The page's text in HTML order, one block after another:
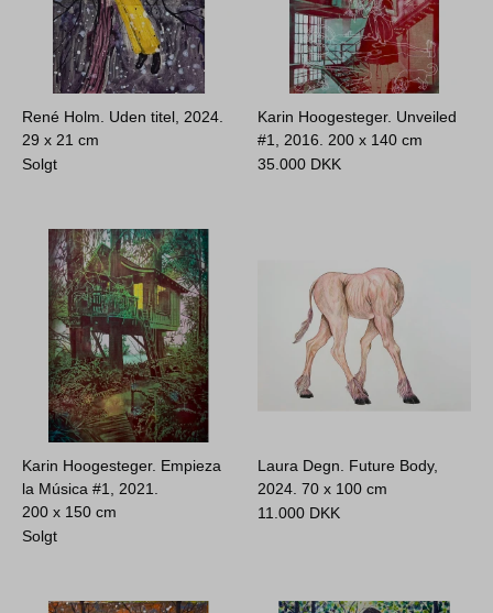
René Holm. Uden titel, 2024.
29 x 21 cm
Solgt
Karin Hoogesteger. Unveiled
#1, 2016. 200 x 140 cm
35.000 DKK
Karin Hoogesteger. Empieza
la Música #1, 2021.
200 x 150 cm
Solgt
Laura Degn. Future Body,
2024.70 x 100 cm
11.000 DKK